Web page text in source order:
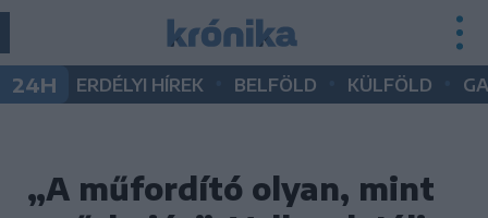
24H ERDÉLYI HÍREK BELFÖLD KÜLFÖLD
„A műfordító olyan, mint